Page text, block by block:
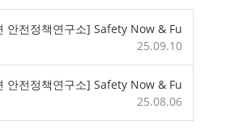
안전정책연구소] Safety Now & Fu
25.09.10
안전정책연구소] Safety Now & Fu
25.08.06